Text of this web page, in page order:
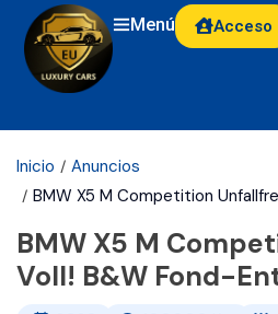
Menú Acceso
Inicio
Anuncios
BMW X5 M Competition
BMW X5 M
Voll! B&W Fond-